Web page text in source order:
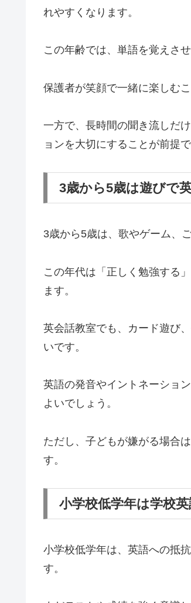
れやすくなります。
この年齢では、単語を覚えさ
保護者が笑顔で一緒に楽しむ
一方で、長時間の聞き流しだ
ョンを大切にすることが前提で
3歳から5歳は遊びで
3歳から5歳は、歌やゲーム、
この年代は「正しく勉強する
ます。
英会話教室でも、カード遊び
いです。
英語の発音やイントネーショ
よいでしょう。
ただし、子どもが嫌がる場合
す。
小学校低学年は学校
小学校低学年は、英語への抵
す。